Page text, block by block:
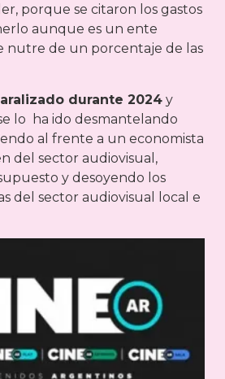
porque se citaron los gastos
aunque es un ente
nutre de un porcentaje de las
durante 2024 y
lo ha ido desmantelando
al frente a un economista
del sector audiovisual,
y desoyendo los
del sector audiovisual local e